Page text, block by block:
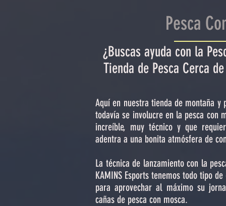
Pesca
¿Buscas ayuda con la
Tienda de Pesca Cerca
Aquí en nuestra tienda de montaña y
todavía se involucre en la pesca con
increíble, muy técnico y que
adentra a una bonita atmósfera de
La técnica de lanzamiento con la
KAMINS Esports tenemos todo tipo
para aprovechar al máximo su
cañas de pesca con mosca.